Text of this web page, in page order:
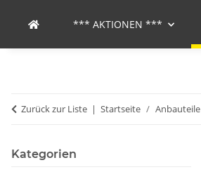
*** AKTIONEN ***
Zurück zur Liste Startseite Anbauteile
Kategorien